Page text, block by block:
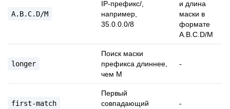
A.B.C.D/M
IP-префикс/
например,
35.0.0.0/8
и длина
маски в
формате
A.B.C.D/M
longer
Поиск маски
префикса длиннее,
чем M
-
first-match
Первый
совпадающий
-